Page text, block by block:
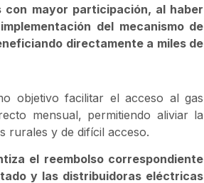
mayor participación, al haber
del mecanismo de
directamente a miles de
objetivo facilitar el acceso al gas
mensual, permitiendo aliviar la
rurales y de difícil acceso.
el reembolso correspondiente
y las distribuidoras eléctricas